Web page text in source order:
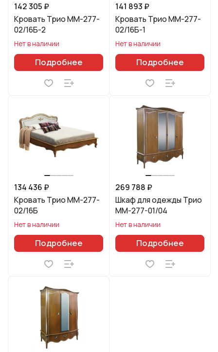
142 305 ₽
Кровать Трио ММ-277-
02/16Б-2
Нет в наличии
Подробнее
141 893 ₽
Кровать Трио ММ-277-
02/16Б-1
Нет в наличии
Подробнее
134 436 ₽
Кровать Трио ММ-277-
02/16Б
Нет в наличии
Подробнее
269 788 ₽
Шкаф для одежды Трио
ММ-277-01/04
Нет в наличии
Подробнее